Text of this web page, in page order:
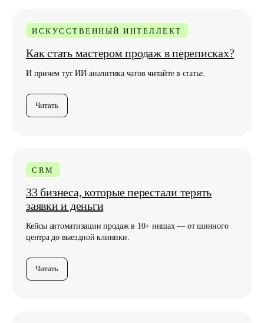
ИСКУССТВЕННЫЙ ИНТЕЛЛЕКТ
Как стать мастером продаж в переписках?
И причем тут ИИ-аналитика чатов читайте в статье.
Читать
CRM
33 бизнеса, которые перестали терять
заявки и деньги
Кейсы автоматизации продаж в 10+ нишах — от шинного
центра до выездной клиники.
Читать
Любите классику,
Нажимая кнопку, вы соглашаетесь с